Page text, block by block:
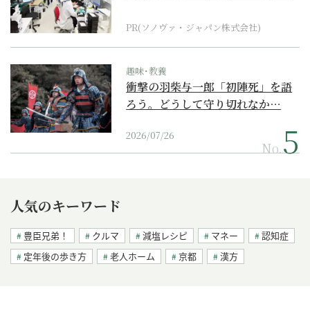
PR(ソノヴァ・ジャパン株式会社)
趣味･教養
衝撃の羽柴与一郎「初陣死」を語
ろう。どうして守り切れなか…
2026/07/26
No.
人気のキーワード
豊臣兄弟！ クルマ 減塩レシピ マネー
認知症
定年後の歩き方
老人ホーム 京都 漢方